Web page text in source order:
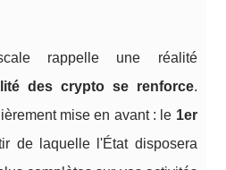
rappelle une réalité
des crypto se renforce.
mise en avant : le 1er
de laquelle l'État disposera